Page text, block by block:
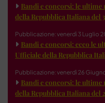
Bandi e concorsi: le
della Repubblica Italiana del
Pubblicazione: venerdì 3 Luglio
Bandi e concorsi: ecco le
Ufficiale della Repubblica
Pubblicazione: venerdì 26
Bandi e concorsi: le
della Repubblica Italiana del